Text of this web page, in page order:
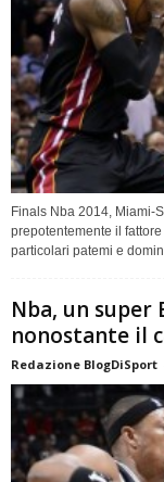
Finals Nba 2014, Miami-
prepotentemente il
particolari patemi e
Nba, un
nonostante il
Redazione BlogDiSport